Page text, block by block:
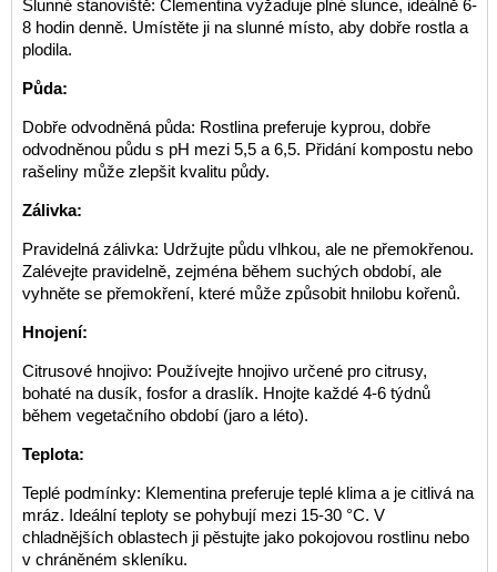
Slunné stanoviště: Clementina vyžaduje plné slunce, ideálně 6-
8 hodin denně. Umístěte ji na slunné místo, aby dobře rostla a
plodila.
Půda:
Dobře odvodněná půda: Rostlina preferuje kyprou, dobře
odvodněnou půdu s pH mezi 5,5 a 6,5. Přidání kompostu nebo
rašeliny může zlepšit kvalitu půdy.
Zálivka:
Pravidelná zálivka: Udržujte půdu vlhkou, ale ne přemokřenou.
Zalévejte pravidelně, zejména během suchých období, ale
vyhněte se přemokření, které může způsobit hnilobu kořenů.
Hnojení:
Citrusové hnojivo: Používejte hnojivo určené pro citrusy,
bohaté na dusík, fosfor a draslík. Hnojte každé 4-6 týdnů
během vegetačního období (jaro a léto).
Teplota:
Teplé podmínky: Klementina preferuje teplé klima a je citlivá na
mráz. Ideální teploty se pohybují mezi 15-30 °C. V
chladnějších oblastech ji pěstujte jako pokojovou rostlinu nebo
v chráněném skleníku.